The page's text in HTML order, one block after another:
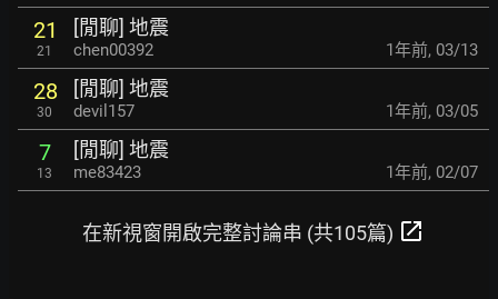
21
21
[閒聊] 地震
chen00392 1年前, 03/13
28
30
[閒聊] 地震
devil157 1年前, 03/05
7
13
[閒聊] 地震
me83423 1年前, 02/07
在新視窗開啟完整討論串 (共105篇) open_in_new